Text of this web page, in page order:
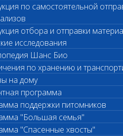
по самостоятельной
отбора и отправки
исследования
Шанс Био
по хранению и
на дому
программа
поддержки питомников
"Большая семья"
"Спасенные хвосты"